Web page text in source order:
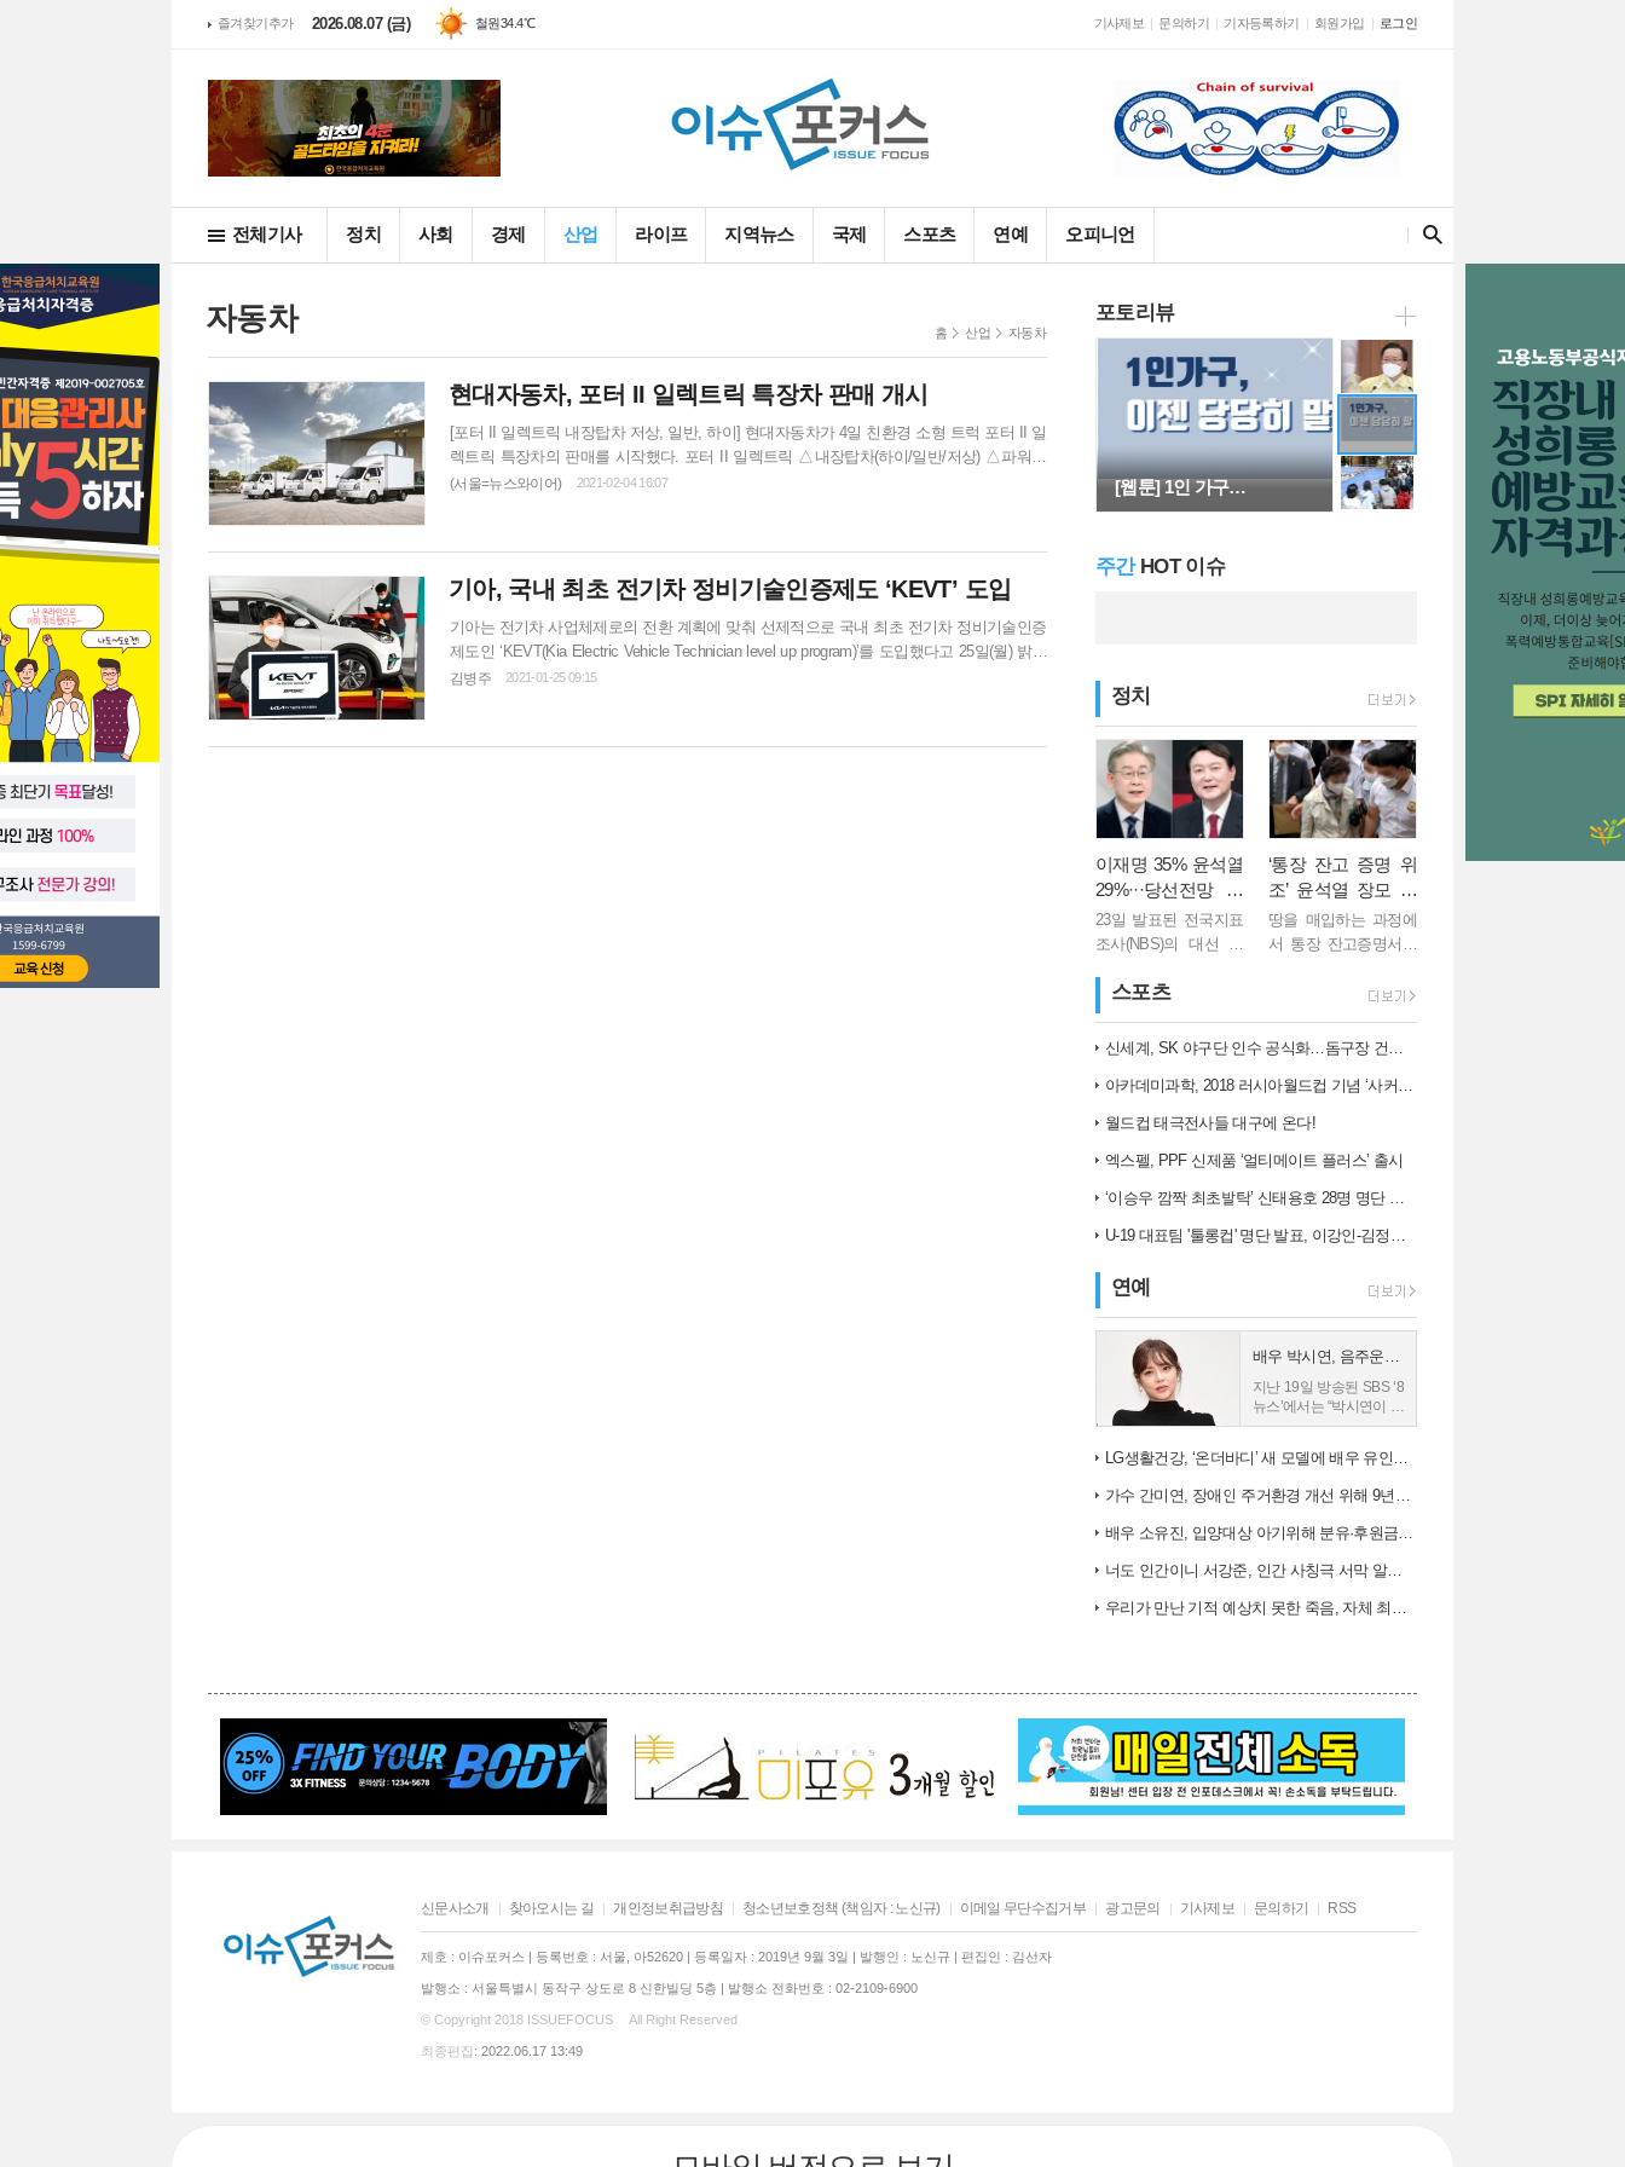
즐겨찾기추가 2026.08.07 (금) 철원34.4℃ 기사제보 문의하기 기자등록하기 회원가입 로그인
전체기사 정치 사회 경제 산업 라이프 지역뉴스 국제 스포츠 연예 오피니언
자동차 홈 산업 자동차
현대자동차, 포터 II 일렉트릭 특장차 판매 개시
[포터 II 일렉트릭 내장탑차 저상, 일반, 하이] 현대자동차가 4일 친환경 소형 트럭 포터 II 일
렉트릭 특장차의 판매를 시작했다. 포터 II 일렉트릭 △내장탑차(하이/일반/저상) △파워게
이트 △윙바디는 2019년 12월 출시한 포터 II 일렉트릭 초장축 슈퍼캡 기반의 특장 모델로
전석 열선/통풍시트 △틸트 스티어링휠 △전동접이...
(서울=뉴스와이어) 2021-02-04 16:07
기아, 국내 최초 전기차 정비기술인증제도 ‘KEVT’ 도입
기아는 전기차 사업체제로의 전환 계획에 맞춰 선제적으로 국내 최초 전기차 정비기술인증
제도인 ‘KEVT(Kia Electric Vehicle Technician level up program)’를 도입했다고 25일(월) 밝혔
다.KEVT는 기아의 정비 협력사 오토큐와 소속 정비 엔지니어를 대상으로 전기차 정비 기술
를 기술 역량 수준에 따라 베이직(Basic)과 프로(...
김병주 2021-01-25 09:15
포토리뷰
신규확진 661명,…
김 총리 "백신 1…
[웹툰] 1인 가구…
김 총리 "백신 1…
주간HOT 이슈
정치
이재명 35% 윤석열
29%···당선전망 이
재명 41%, 윤석열 3
2%
23일 발표된 전국지표
조사(NBS)의 대선 후
서 이재명 더불어민주
당 후보는 35%, 윤석
열 국민의힘 후보는
는 오차 범위(6....
‘통장 잔고 증명 위
조’ 윤석열 장모 징
역 1년
땅을 매입하는 과정에
서 통장 잔고증명서를
윤석열 국민의힘 대선
(75)가 징역 1년을 선고
사8단독 박세황 판사...
스포츠
월드컵 태극전사들 대구에 온다!
엑스펠, PPF 신제품 ‘얼티메이트 플러스’ 출시
연예
지난 19일 방송된 SBS ‘8
뉴스’에서는 “박시연이 지
난 17일 오전 11시 30분
에서 외제차를 몰다 대기
는 사고를 냈다”는 내...
너도 인간이니 서강준, 인간 사칭극 서막 알린 종합 예고 공개
신문사소개 찾아오시는 길 개인정보취급방침 청소년보호정책 (책임자 : 노신규) 이메일 무단수집거부 광고문의 기사제보 문의하기 RSS
제호 : 이슈포커스 | 등록번호 : 서울, 아52620 | 등록일자 : 2019년 9월 3일 | 발행인 : 노신규 | 편집인 : 김선자
발행소 : 서울특별시 동작구 상도로 8 신한빌딩 5층 | 발행소 전화번호 : 02-2109-6900
© Copyright 2018 ISSUEFOCUS All Right Reserved
최종편집 : 2022.06.17 13:49